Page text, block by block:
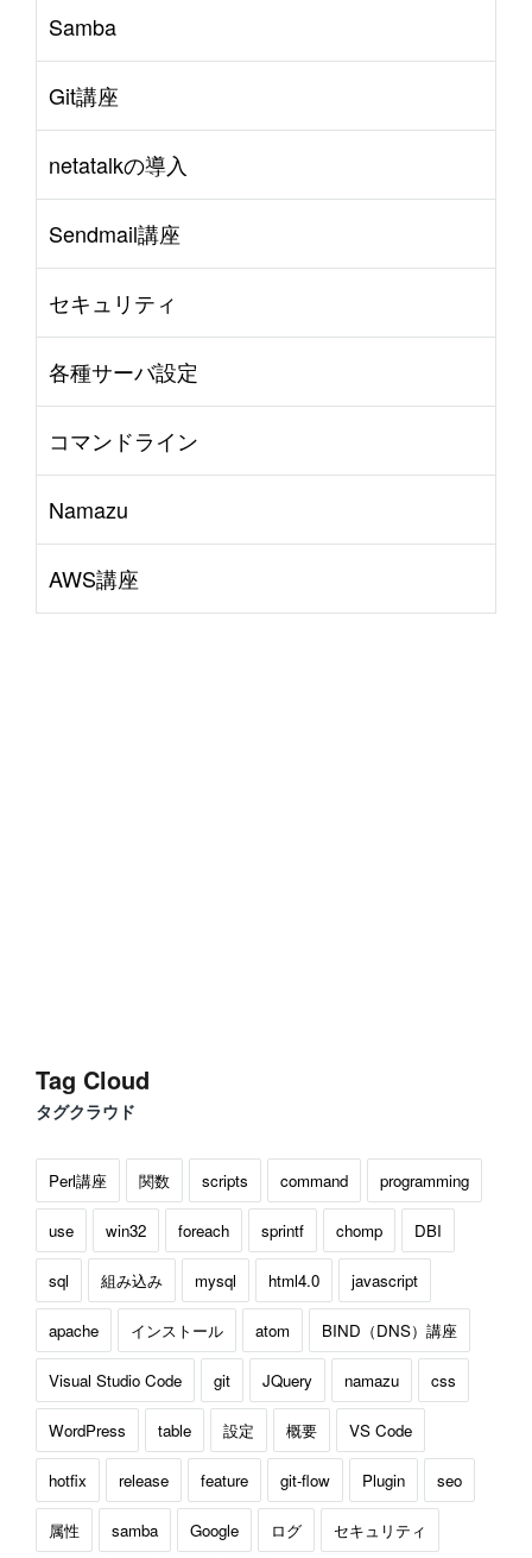
Samba
Git講座
netatalkの導入
Sendmail講座
セキュリティ
各種サーバ設定
コマンドライン
Namazu
AWS講座
Tag Cloud
タグクラウド
Perl講座 関数 scripts command programming
use win32 foreach sprintf chomp DBI
sql 組み込み mysql html4.0 javascript
apache インストール atom BIND（DNS）講座
Visual Studio Code git JQuery namazu css
WordPress table 設定 概要 VS Code
hotfix release feature git-flow Plugin seo
属性 samba Google ログ セキュリティ